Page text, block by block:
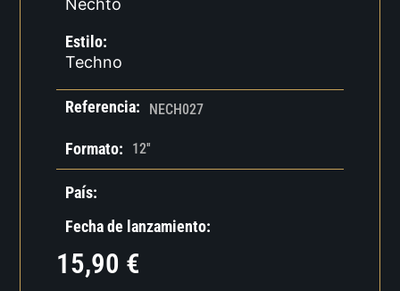
Nechto
Estilo:
Techno
Referencia: NECH027
Formato: 12''
País:
Fecha de lanzamiento:
15,90 €